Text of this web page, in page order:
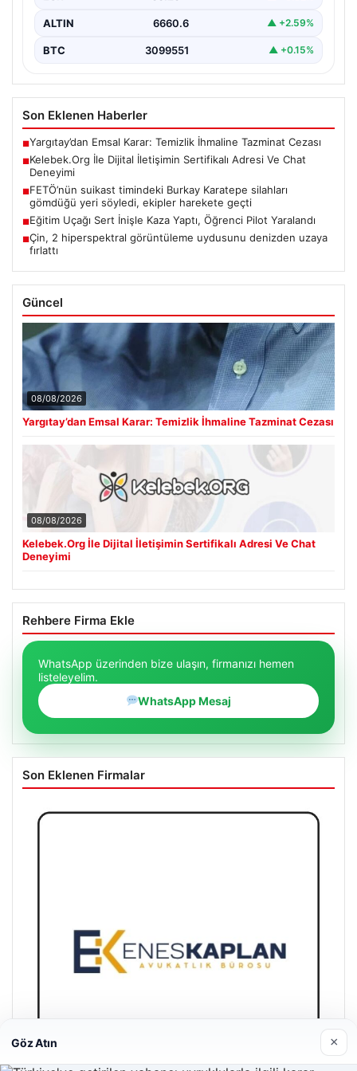
ALTIN 6660.6 ▲ +2.59%
BTC 3099551 ▲ +0.15%
Son Eklenen Haberler
■Yargıtay’dan Emsal Karar: Temizlik İhmaline Tazminat Cezası
■Kelebek.Org İle Dijital İletişimin Sertifikalı Adresi Ve Chat
Deneyimi
■FETÖ’nün suikast timindeki Burkay Karatepe silahları
gömdüğü yeri söyledi, ekipler harekete geçti
■Eğitim Uçağı Sert İnişle Kaza Yaptı, Öğrenci Pilot Yaralandı
■Çin, 2 hiperspektral görüntüleme uydusunu denizden uzaya
fırlattı
Güncel
08/08/2026
Yargıtay’dan Emsal Karar: Temizlik İhmaline Tazminat Cezası
08/08/2026
Kelebek.Org İle Dijital İletişimin Sertifikalı Adresi Ve Chat
Deneyimi
Rehbere Firma Ekle
WhatsApp üzerinden bize ulaşın, firmanızı hemen
listeleyelim.
WhatsApp Mesaj
Son Eklenen Firmalar
Göz Atın ×